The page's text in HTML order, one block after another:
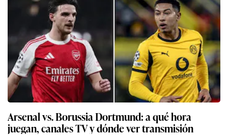
Arsenal vs. Borussia Dortmund: a qué hora
juegan, canales TV y dónde ver transmisión